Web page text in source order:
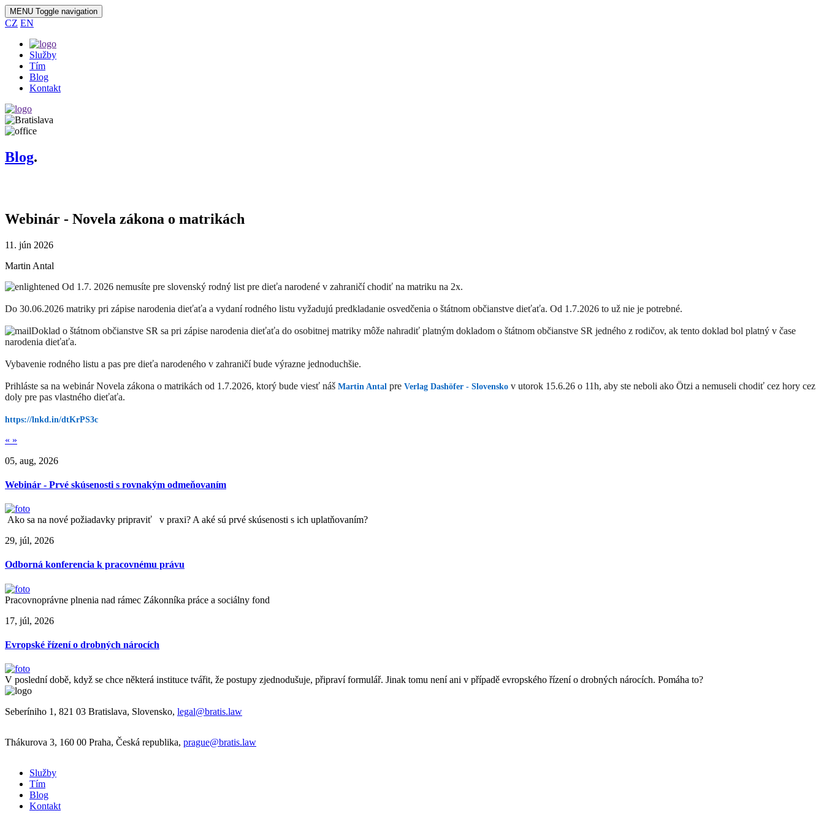
MENU Toggle navigation
CZ EN
Služby
Tím
Blog
Kontakt
Blog.
Webinár - Novela zákona o matrikách
11. jún 2026
Martin Antal
Od 1.7. 2026 nemusíte pre slovenský rodný list pre dieťa narodené v zahraničí chodiť na matriku na 2x.
Do 30.06.2026 matriky pri zápise narodenia dieťaťa a vydaní rodného listu vyžadujú predkladanie osvedčenia o štátnom občianstve dieťaťa. Od 1.7.2026 to už nie je potrebné.
Doklad o štátnom občianstve SR sa pri zápise narodenia dieťaťa do osobitnej matriky môže nahradiť platným dokladom o štátnom občianstve SR jedného z rodičov, ak tento doklad bol platný v čase
narodenia dieťaťa.
Vybavenie rodného listu a pas pre dieťa narodeného v zahraničí bude výrazne jednoduchšie.
Prihláste sa na webinár Novela zákona o matrikách od 1.7.2026, ktorý bude viesť náš Martin Antal pre Verlag Dashöfer - Slovensko v utorok 15.6.26 o 11h, aby ste neboli ako Ötzi a nemuseli chodiť cez hory cez
doly pre pas vlastného dieťaťa.
https://lnkd.in/dtKrPS3c
« »
05, aug, 2026
Webinár - Prvé skúsenosti s rovnakým odmeňovaním
Ako sa na nové požiadavky pripraviť v praxi? A aké sú prvé skúsenosti s ich uplatňovaním?
29, júl, 2026
Odborná konferencia k pracovnému právu
Pracovnoprávne plnenia nad rámec Zákonníka práce a sociálny fond
17, júl, 2026
Evropské řízení o drobných nárocích
V poslední době, když se chce některá instituce tvářit, že postupy zjednodušuje, připraví formulář. Jinak tomu není ani v případě evropského řízení o drobných nárocích. Pomáha to?
Seberíniho 1, 821 03 Bratislava, Slovensko, legal@bratis.law
Thákurova 3, 160 00 Praha, Česká republika, prague@bratis.law
Služby
Tím
Blog
Kontakt